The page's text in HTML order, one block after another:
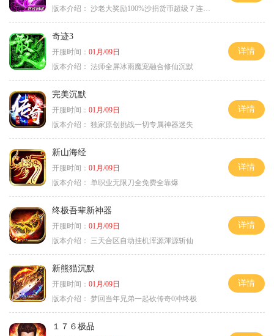
版本介绍： 沙老大奖励100%沙捐货币超级７连鞭尸
奇迹3
开服时间： 01月/09日
版本介绍： 法师全屏冰雨魔宠融合修仙沉默
详情
完美沉默
开服时间： 01月/09日
版本介绍： 独家原创挑战一切专属神器迷失
详情
新山海经
开服时间： 01月/09日
版本介绍： 单职业无限刀全免费全靠爆
详情
终极吾辈新神器
开服时间： 01月/09日
版本介绍：
三天合区自动挂机浑源渾源斩仙
详情
新熊猫沉默
开服时间： 01月/09日
版本介绍： 梦回当年兄弟一起砍传奇0冲终极
详情
１７６极品